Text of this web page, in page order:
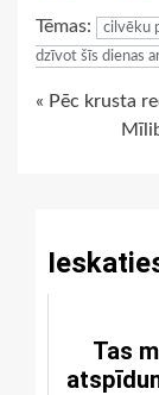
Tēmas: cilvēku
dzīvot šīs dienas
« Pēc krusta
Tas